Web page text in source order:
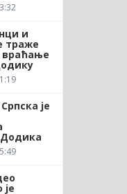
и
траже
је
је